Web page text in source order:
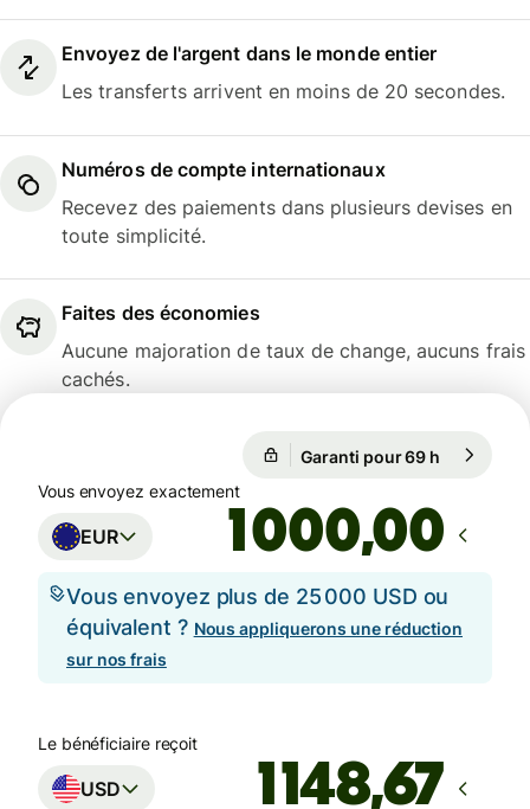
Envoyez de l'argent dans le monde entier
Les transferts arrivent en moins de 20 secondes.
Numéros de compte internationaux
Recevez des paiements dans plusieurs devises en
toute simplicité.
Faites des économies
Aucune majoration de taux de change, aucuns frais
cachés.
Garanti pour 69 h
Vous envoyez exactement
EUR ,00
Vous envoyez plus de 25 000 USD ou
équivalent ? Nous appliquerons une réduction
sur nos frais
Le bénéficiaire reçoit
USD